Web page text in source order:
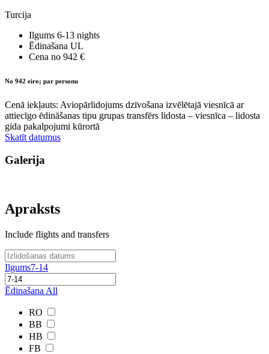
Turcija
Ilgums 6-13 nights
Ēdinašana UL
Cena no 942 €
No 942 eiro; par personu
Cenā iekļauts: Aviopārlidojums dzīvošana izvēlētajā viesnīcā ar
attiecīgo ēdināšanas tipu grupas transfērs lidosta – viesnīca – lidosta
gida pakalpojumi kūrortā
Skatīt datumus
Galerija
Apraksts
Include flights and transfers
Ilgums7-14
Ēdinašana All
RO
BB
HB
FB